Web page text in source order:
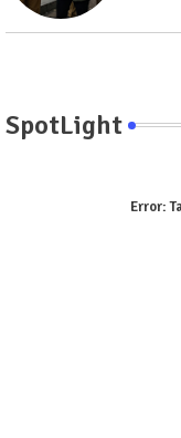
SpotLight
Error: